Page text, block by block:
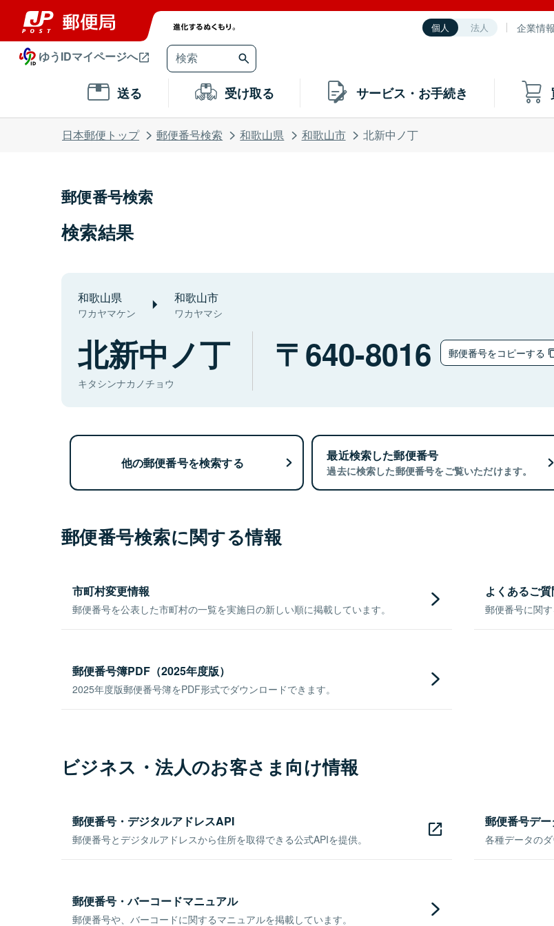
個人 法人 企業情報
ゆうIDマイページへ
送る 受け取る サービス・お手続き
日本郵便トップ 郵便番号検索 和歌山県 和歌山市 北新中ノ丁
郵便番号検索
検索結果
和歌山県
ワカヤマケン
和歌山市
ワカヤマシ
北新中ノ丁
キタシンナカノチョウ
640-8016 郵便番号をコピーする
他の郵便番号を検索する 最近検索した郵便番号
過去に検索した郵便番号をご覧いただけます。
郵便番号検索に関する情報
市町村変更情報
郵便番号を公表した市町村の一覧を実施日の新しい順に掲載しています。
よくあるご
郵便番号に関
郵便番号簿PDF（2025年度版）
2025年度版郵便番号簿をPDF形式でダウンロードできます。
ビジネス・法人のお客さま向け情報
郵便番号・デジタルアドレスAPI
郵便番号とデジタルアドレスから住所を取得できる公式APIを提供。
郵便番号デ
各種データの
郵便番号・バーコードマニュアル
郵便番号や、バーコードに関するマニュアルを掲載しています。